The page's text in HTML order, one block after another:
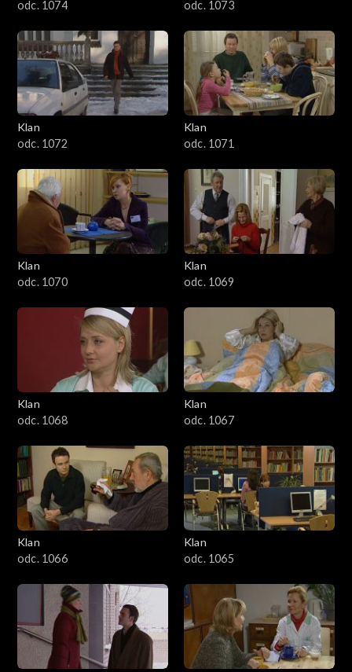
odc. 1074 odc. 1073
Klan
odc. 1072
Klan
odc. 1071
Klan
odc. 1070
Klan
odc. 1069
Klan
odc. 1068
Klan
odc. 1067
Klan
odc. 1066
Klan
odc. 1065